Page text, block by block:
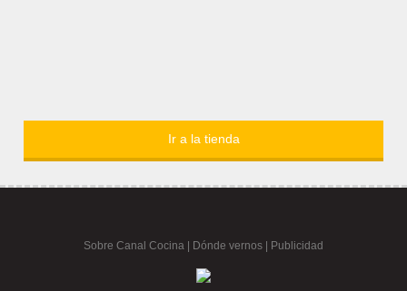
Ir a la tienda
Sobre Canal Cocina Dónde vernos | Publicidad